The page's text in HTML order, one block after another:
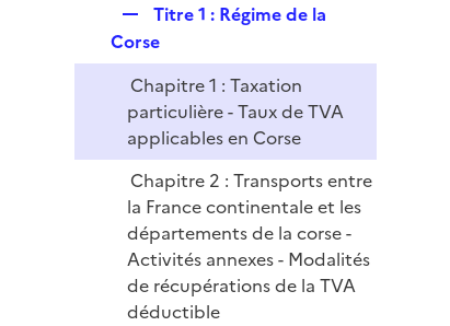
p
l
i
e
r
e
p
l
i
e
r
Titre 1 : Régime de la
Corse
Chapitre 1 : Taxation
particulière - Taux de TVA
applicables en Corse
Chapitre 2 : Transports entre
la France continentale et les
départements de la corse -
Activités annexes - Modalités
de récupérations de la TVA
déductible